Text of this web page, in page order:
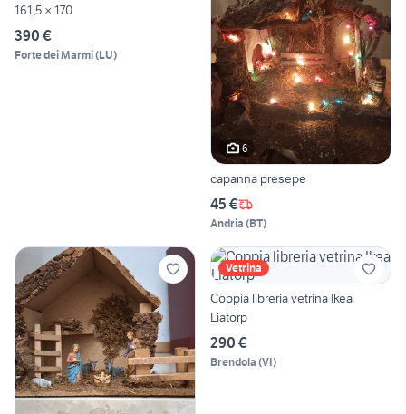
161,5 × 170
390 €
Forte dei Marmi(LU)
6
capanna presepe
45 €
Andria (BT)
Vetrina
Coppia libreria vetrina Ikea
Liatorp
290 €
Brendola (VI)